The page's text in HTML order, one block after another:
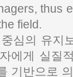
thus
field.
심의 유지
에게 실질
기반으로